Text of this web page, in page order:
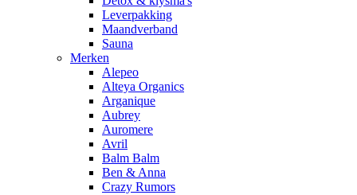
Leverpakking
Maandverband
Sauna
Merken
Alepeo
Alteya Organics
Arganique
Aubrey
Auromere
Avril
Balm Balm
Ben & Anna
Crazy Rumors